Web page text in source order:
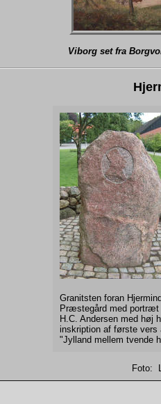
Viborg set fra
Granitsten foran
Præstegård med portræt
H.C. Andersen med høj
inskription af første vers
"Jylland mellem tvende
Foto: